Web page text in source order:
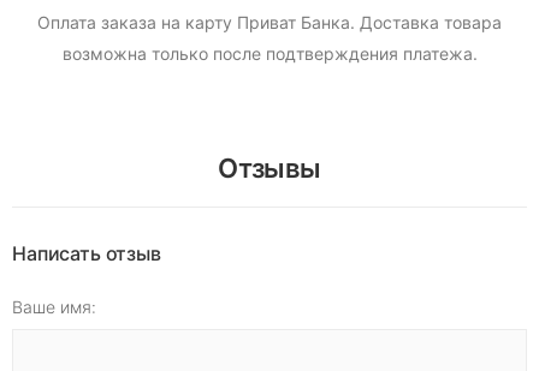
Оплата заказа на карту Приват Банка. Доставка товара
возможна только после подтверждения платежа.
Отзывы
Написать отзыв
Ваше имя: